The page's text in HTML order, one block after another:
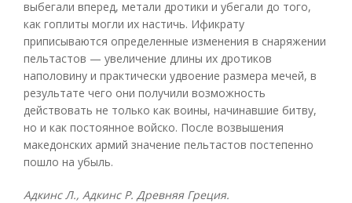
выбегали вперед, метали дротики и убегали до того,
как гоплиты могли их настичь. Ификрату
приписываются определенные изменения в снаряжении
пельтастов — увеличение длины их дротиков
наполовину и практически удвоение размера мечей, в
результате чего они получили возможность
действовать не только как воины, начинавшие битву,
но и как постоянное войско. После возвышения
македонских армий значение пельтастов постепенно
пошло на убыль.
Адкинс Л., Адкинс Р. Древняя Греция.